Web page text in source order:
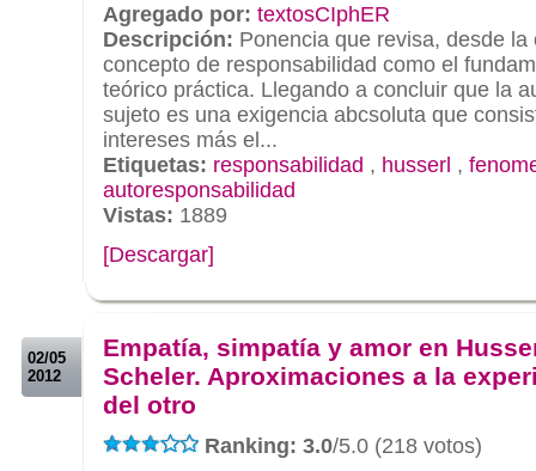
Agregado por: textosCIphER
Descripción: Ponencia que revisa, desde
concepto de responsabilidad como el
teórico práctica. Llegando a concluir que la
sujeto es una exigencia abcsoluta que
intereses más el...
Etiquetas: responsabilidad , husserl ,
autoresponsabilidad
Vistas: 1889
[Descargar]
02/05
2012
Empatía, simpatía y amor en
Scheler. Aproximaciones a la
del otro
Ranking: 3.0/5.0 (218 votos)